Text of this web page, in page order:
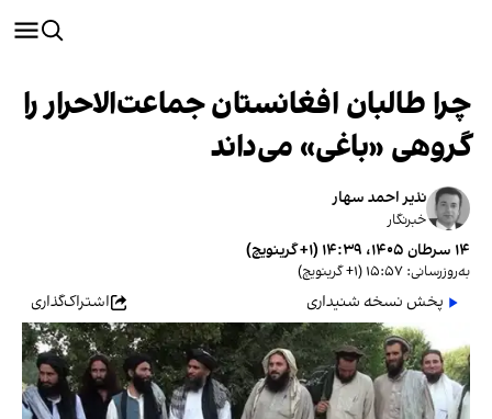
چرا طالبان افغانستان جماعت‌الاحرار را
گروهی «باغی» می‌داند
نذیر احمد سهار
خبرنگار
۱۴ سرطان ۱۴۰۵، ۱۴:۳۹ (‎+۱ گرینویچ)
به‌روزرسانی: ۱۵:۵۷ (‎+۱ گرینویچ)
پخش نسخه شنیداری اشتراک‌گذاری